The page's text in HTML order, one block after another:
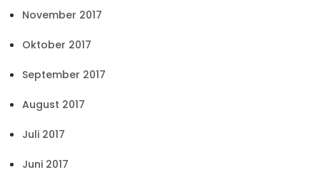
November 2017
Oktober 2017
September 2017
August 2017
Juli 2017
Juni 2017